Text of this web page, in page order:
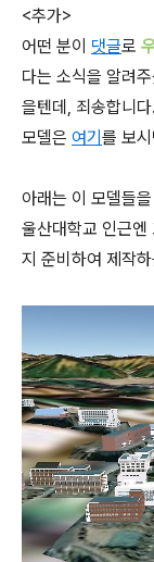
<추가>
어떤 분이 댓글로
다는 소식을 알려
을텐데, 죄송합니
모델은 여기를 보
아래는 이 모델들
울산대학교 인근엔
지 준비하여 제작